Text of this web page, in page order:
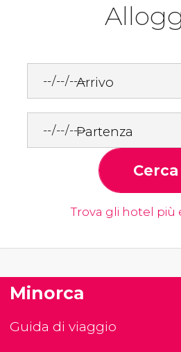
Arrivo
Partenza
Cerca
Trova gli hotel più
Minorca
Guida di viaggio